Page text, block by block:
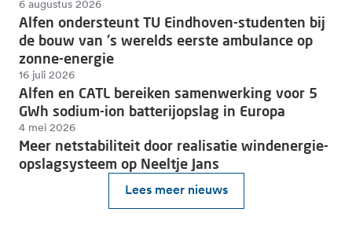
Lees meer nieuws
6 augustus 2026
Alfen ondersteunt TU Eindhoven-studenten bij
de bouw van 's werelds eerste ambulance op
zonne-energie
16 juli 2026
Alfen en CATL bereiken samenwerking voor 5
GWh sodium-ion batterijopslag in Europa
4 mei 2026
Meer netstabiliteit door realisatie windenergie-
opslagsysteem op Neeltje Jans